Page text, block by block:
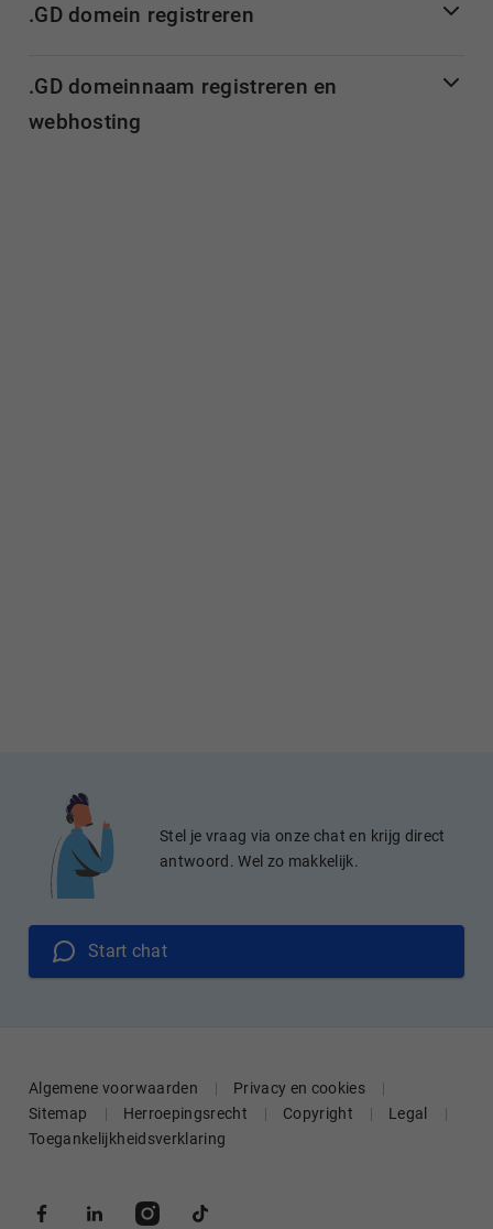
.GD domein registreren
.GD domeinnaam registreren en
webhosting
Stel je vraag via onze chat en krijg direct
antwoord. Wel zo makkelijk.
Start chat
Algemene voorwaarden
Privacy en cookies
Sitemap
Herroepingsrecht Copyright
Legal
Toegankelijkheidsverklaring